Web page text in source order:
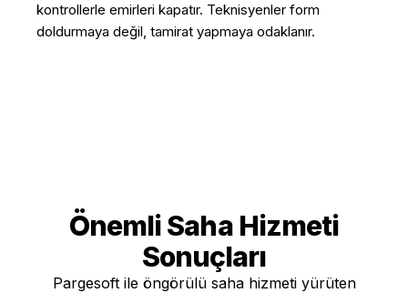
kontrollerle emirleri kapatır. Teknisyenler form
doldurmaya değil, tamirat yapmaya odaklanır.
ÖnemliSaha Hizmeti
Sonuçları
Pargesoft ile öngörülü saha hizmeti yürüten